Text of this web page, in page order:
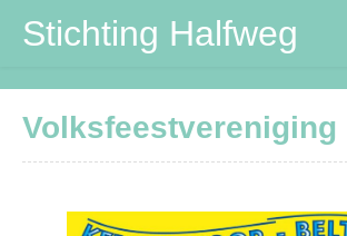
Stichting Halfweg
Stichting Halfweg
Volksfeestvereniging
Maïspotters
Volksfeestvereniging